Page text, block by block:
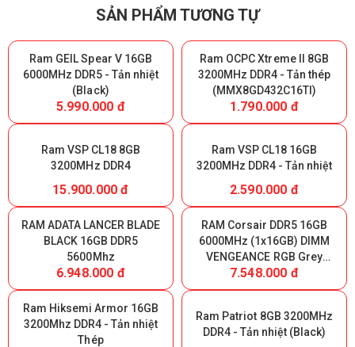
SẢN PHẨM TƯƠNG TỰ
Ram GEIL Spear V 16GB
6000MHz DDR5 - Tản nhiệt
(Black)
5.990.000 đ
Ram OCPC Xtreme II 8GB
3200MHz DDR4 - Tản thép
(MMX8GD432C16TI)
1.790.000 đ
Ram VSP CL18 8GB
3200MHz DDR4
15.900.000 đ
Ram VSP CL18 16GB
3200MHz DDR4 - Tản nhiệt
2.590.000 đ
RAM ADATA LANCER BLADE
BLACK 16GB DDR5
5600Mhz
6.948.000 đ
RAM Corsair DDR5 16GB
6000MHz (1x16GB) DIMM
VENGEANCE RGB Grey
Heatspreader, RGB LED,
Intel XMP & AMD EXPO,
7.548.000 đ
Ram Hiksemi Armor 16GB
3200Mhz DDR4 - Tản nhiệt
Thép
Ram Patriot 8GB 3200MHz
DDR4 - Tản nhiệt (Black)